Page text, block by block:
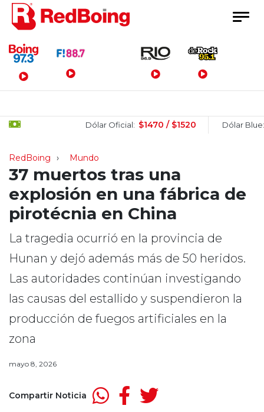
Menú Principal
Dólar Oficial: $1470 / $1520 Dólar Blue:
RedBoing Mundo
37 muertos tras una
explosión en una fábrica de
pirotécnia en China
La tragedia ocurrió en la provincia de
Hunan y dejó además más de 50 heridos.
Las autoridades continúan investigando
las causas del estallido y suspendieron la
producción de fuegos artificiales en la
zona
mayo 8, 2026
Compartir Noticia